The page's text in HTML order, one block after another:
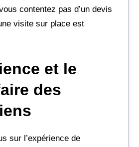
contentez pas d’un devis
visite sur place est
et le
des
sur l’expérience de